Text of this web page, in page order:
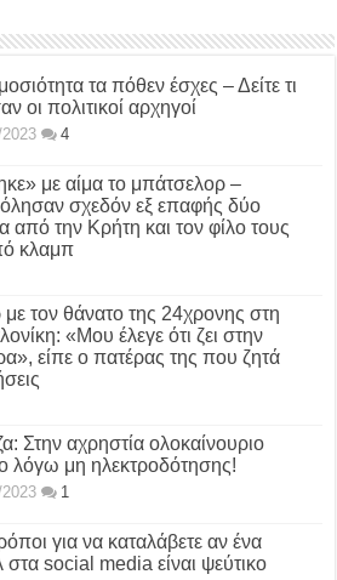
τα πόθεν έσχες – Δείτε τι
οι πολιτικοί αρχηγοί
4
με αίμα το μπάτσελορ –
σχεδόν εξ επαφής δύο
από την Κρήτη και τον φίλο τους
κλαμπ
με τον θάνατο της 24χρονης στη
«Μου έλεγε ότι ζει στην
είπε ο πατέρας της που ζητά
Στην αχρηστία ολοκαίνουριο
λόγω μη ηλεκτροδότησης!
1
για να καταλάβετε αν ένα
στα social media είναι ψεύτικο